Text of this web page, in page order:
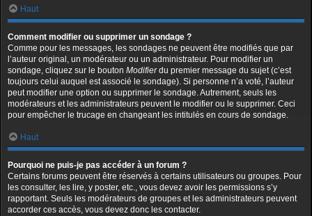
Haut
Comment modifier ou supprimer un sondage ?
Comme pour les messages, les sondages ne peuvent être modifiés que par
l’auteur original, un modérateur ou un administrateur. Pour modifier un
sondage, cliquez sur le bouton Modifierdu premier message du sujet (c’est
toujours celui auquel est associé le sondage). Si personne n’a voté, l’auteur
peut modifier une option ou supprimer le sondage. Autrement, seuls les
modérateurs et les administrateurs peuvent le modifier ou le supprimer. Ceci
pour empêcher le trucage en changeant les intitulés en cours de sondage.
Haut
Pourquoi ne puis-je pas accéder à un forum ?
Certains forums peuvent être réservés à certains utilisateurs ou groupes. Pour
les consulter, les lire, y poster, etc., vous devez avoir les permissions s’y
rapportant. Seuls les modérateurs de groupes et les administrateurs peuvent
accorder ces accès, vous devez donc les contacter.